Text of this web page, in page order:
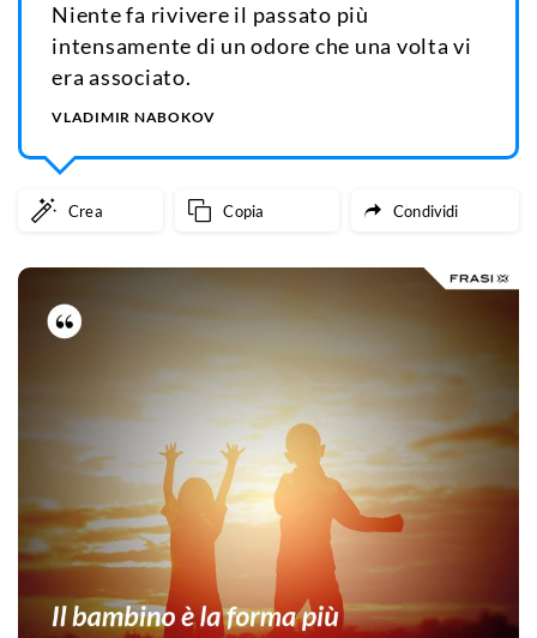
Niente fa rivivere il passato più
intensamente di un odore che una volta vi
era associato.
VLADIMIR NABOKOV
Crea Copia Condividi